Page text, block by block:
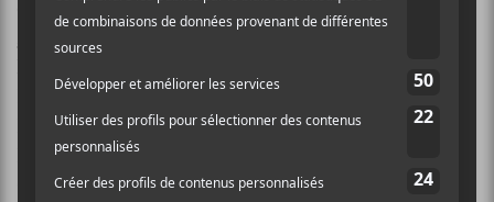
courant des prochains mois. C’estAlex Burger
Moeras, Georges Ouel, Antoine Lachance
Laura Lefebvre
Kirouac & Kodakludo, Comment Debord, Patrick
Bourdon seront d’office le 16 février alors que
Bourbon,Marie-Gold
Couet fermeront la marche le 9 mars prochain.